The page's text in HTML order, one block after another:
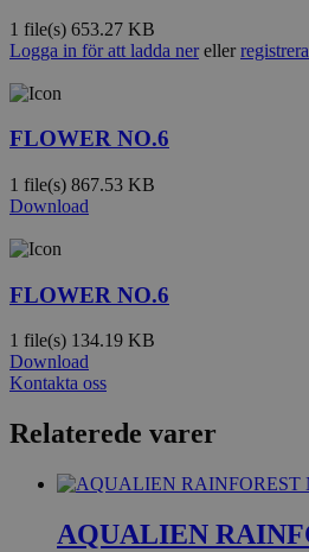
1 file(s) 653.27 KB
Logga in för att ladda nereller
FLOWER NO.6
1 file(s) 867.53 KB
Download
FLOWER NO.6
1 file(s) 134.19 KB
Download
Kontakta oss
Relaterede varer
AQUALIEN